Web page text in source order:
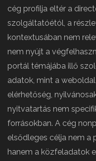
cég profilja eltér a
szolgáltatóétól, a
kontextusában nem
nem nyújt a
portál témájába illő
adatok, mint a
elérhetőség,
nyitvatartás nem
forrásokban. A cég
elsődleges célja nem a
hanem a közfeladatok